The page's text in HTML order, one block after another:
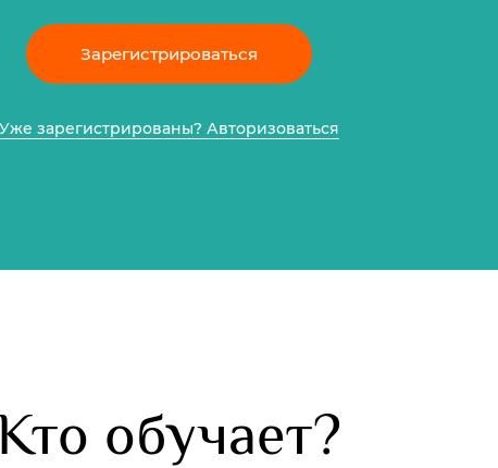
Зарегистрироваться
Уже зарегистрированы? Авторизоваться
обучает?